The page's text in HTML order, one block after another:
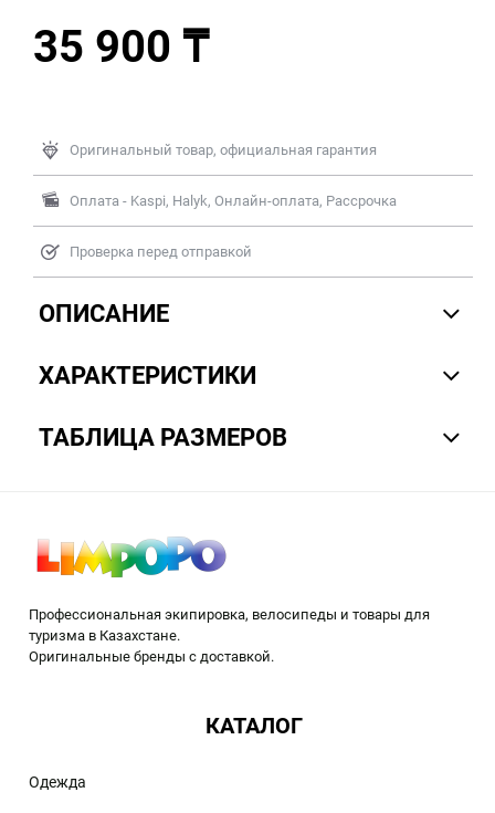
35 900 ₸
Оригинальный товар, официальная гарантия
Оплата - Kaspi, Halyk, Онлайн-оплата, Рассрочка
Проверка перед отправкой
ОПИСАНИЕ
ХАРАКТЕРИСТИКИ
ТАБЛИЦА РАЗМЕРОВ
Профессиональная экипировка, велосипеды и товары для
туризма в Казахстане.
Оригинальные бренды с доставкой.
КАТАЛОГ
Одежда